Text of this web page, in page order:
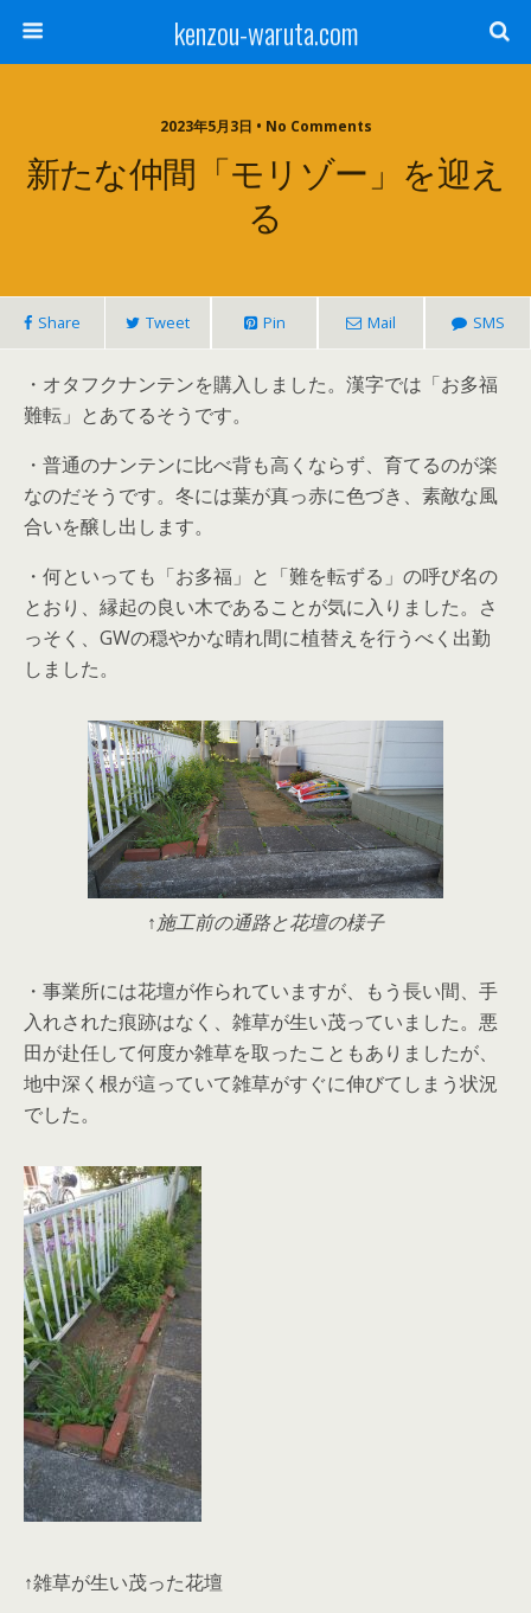
kenzou-waruta.com
2023年5月3日 • No Comments
新たな仲間「モリゾー」を迎え
る
Share Tweet Pin Mail SMS
・オタフクナンテンを購入しました。漢字では「お多福
難転」とあてるそうです。
・普通のナンテンに比べ背も高くならず、育てるのが楽
なのだそうです。冬には葉が真っ赤に色づき、素敵な風
合いを醸し出します。
・何といっても「お多福」と「難を転ずる」の呼び名の
とおり、縁起の良い木であることが気に入りました。さ
っそく、GWの穏やかな晴れ間に植替えを行うべく出勤
しました。
↑施工前の通路と花壇の様子
・事業所には花壇が作られていますが、もう長い間、手
入れされた痕跡はなく、雑草が生い茂っていました。悪
田が赴任して何度か雑草を取ったこともありましたが、
地中深く根が這っていて雑草がすぐに伸びてしまう状況
でした。
↑雑草が生い茂った花壇